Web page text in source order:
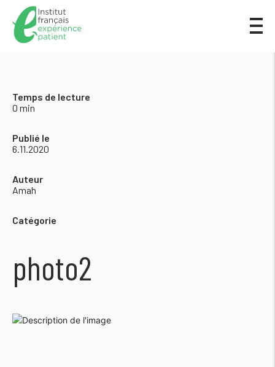
Temps de lecture
0 min
Publié le
6.11.2020
Auteur
Amah
Catégorie
photo2